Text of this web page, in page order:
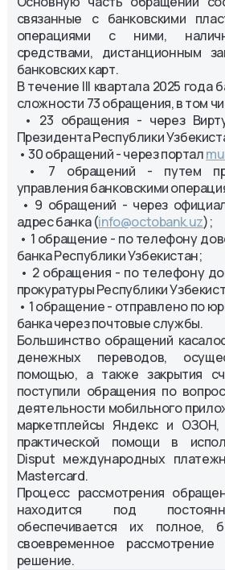
связанные с банковскими
операциями с ними,
средствами, дистанционным
банковских карт.
В течение III квартала 2025 года
сложности 73 обращения, в том
• 23 обращения - через
Президента Республики
• 30 обращений - через портал
• 7 обращений - путем
управления банковскими
• 9 обращений - через
адрес банка (info@octobank.uz);
• 1 обращение - по телефону
банка Республики Узбекистан;
• 2 обращения - по телефону
прокуратуры Республики
• 1 обращение - отправлено по
банка через почтовые службы.
Большинство обращений
денежных переводов,
помощью, а также закрытия
поступили обращения по
деятельности мобильного
маркетплейсы Яндекс и ОЗОН,
практической помощи в
Disput международных
Mastercard.
Процесс рассмотрения
находится под
обеспечивается их полное,
своевременное
решение.